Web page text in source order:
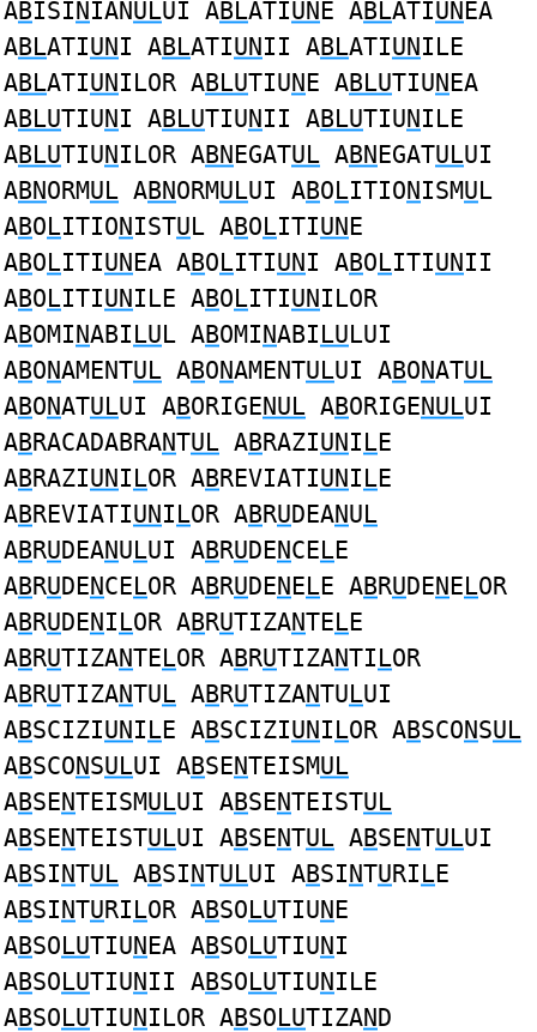
ABISINIANULUI ABLATIUNE ABLATIUNEA
ABLATIUNI ABLATIUNII ABLATIUNILE
ABLATIUNILOR ABLUTIUNE ABLUTIUNEA
ABLUTIUNI ABLUTIUNII ABLUTIUNILE
ABLUTIUNILOR ABNEGATUL ABNEGATULUI
ABNORMUL ABNORMULUI ABOLITIONISMUL
ABOLITIONISTUL ABOLITIUNE
ABOLITIUNEA ABOLITIUNI ABOLITIUNII
ABOLITIUNILE ABOLITIUNILOR
ABOMINABILUL ABOMINABILULUI
ABONAMENTUL ABONAMENTULUI ABONATUL
ABONATULUI ABORIGENUL ABORIGENULUI
ABRACADABRANTUL ABRAZIUNILE
ABRAZIUNILOR ABREVIATIUNILE
ABREVIATIUNILOR ABRUDEANUL
ABRUDEANULUI ABRUDENCELE
ABRUDENCELOR ABRUDENELE ABRUDENELOR
ABRUDENILOR ABRUTIZANTELE
ABRUTIZANTELOR ABRUTIZANTILOR
ABRUTIZANTUL ABRUTIZANTULUI
ABSCIZIUNILE ABSCIZIUNILOR ABSCONSUL
ABSCONSULUI ABSENTEISMUL
ABSENTEISMULUI ABSENTEISTUL
ABSENTEISTULUI ABSENTUL ABSENTULUI
ABSINTUL ABSINTULUI ABSINTURILE
ABSINTURILOR ABSOLUTIUNE
ABSOLUTIUNEA ABSOLUTIUNI
ABSOLUTIUNII ABSOLUTIUNILE
ABSOLUTIUNILOR ABSOLUTIZAND